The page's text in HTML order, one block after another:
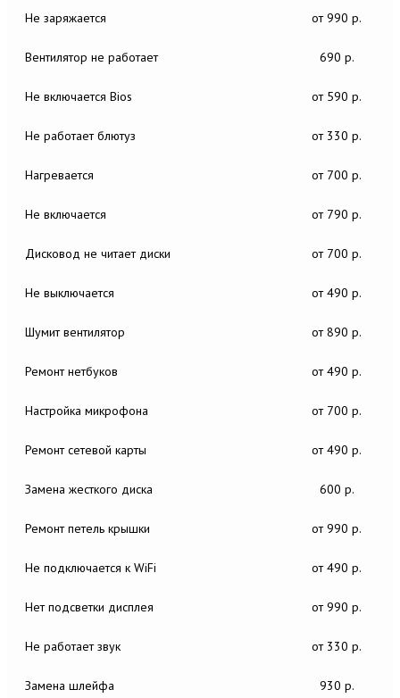
Не заряжается от 990 р.
Вентилятор не работает 690 р.
Не включается Bios от 590 р.
Не работает блютуз от 330 р.
Нагревается от 700 р.
Не включается от 790 р.
Дисковод не читает диски от 700 р.
Не выключается от 490 р.
Шумит вентилятор от 890 р.
Ремонт нетбуков от 490 р.
Настройка микрофона от 700 р.
Ремонт сетевой карты от 490 р.
Замена жесткого диска 600 р.
Ремонт петель крышки от 990 р.
Не подключается к WiFi от 490 р.
Нет подсветки дисплея от 990 р.
Не работает звук от 330 р.
Замена шлейфа 930 р.